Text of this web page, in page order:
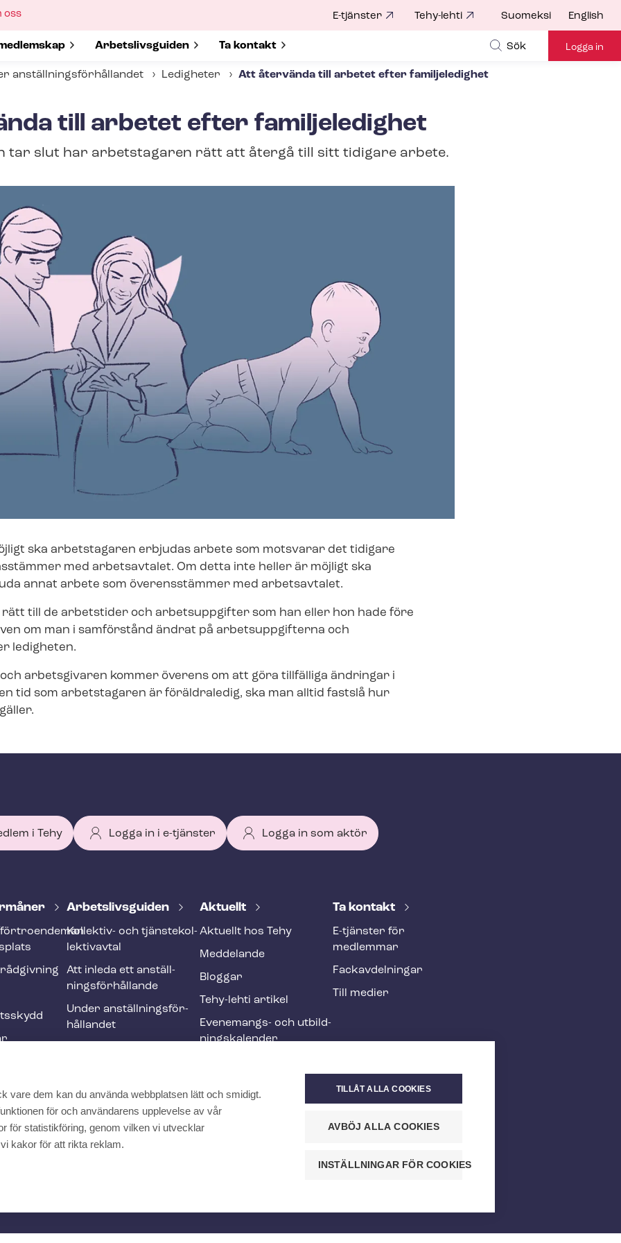
submenu for Show submenu for
Ar­bets­livs­gui­den Show submenu for
Ta kontakt
oss E-tjänster Tehy-lehti Suomeksi English
Sök Logga in
an­ställ­nings­för­hål­lan­det Ledigheter Att återvända till arbetet efter familjeledighet
till arbetet efter familjeledighet
tar slut har arbetstagaren rätt att återgå till sitt tidigare arbete.
ska arbetstagaren erbjudas arbete som motsvarar det tidigare
med arbetsavtalet. Om detta inte heller är möjligt ska
annat arbete som överensstämmer med arbetsavtalet.
till de arbetstider och arbetsuppgifter som han eller hon hade före
om man i samförstånd ändrat på arbetsuppgifterna och
ledigheten.
arbetsgivaren kommer överens om att göra tillfälliga ändringar i
tid som arbetstagaren är föräldraledig, ska man alltid fastslå hur
i Tehy Logga in i e-tjänster Logga in som aktör
Ar­bets­livs­gui­den
Kollektiv- och tjäns­te­kol­
lek­tivav­tal
Att inleda ett an­ställ­
nings­för­hål­lan­de
Under an­ställ­nings­för­
hål­lan­det
Internationell
rekrytering inom social-
Aktuellt
Aktuellt hos Tehy
Meddelande
Bloggar
Tehy-lehti artikel
Evenemangs- och ut­bild­
nings­ka­len­der
Ta kontakt
E-tjänster för
medlemmar
Fackav­del­ning­ar
Till medier
vare dem kan du använda webbplatsen lätt och smidigt.
för och användarens upplevelse av vår
för statistikföring, genom vilken vi utvecklar
kakor för att rikta reklam.
TILLÅT ALLA COOKIES
AVBÖJ ALLA COOKIES
INSTÄLLNINGAR FÖR COOKIES